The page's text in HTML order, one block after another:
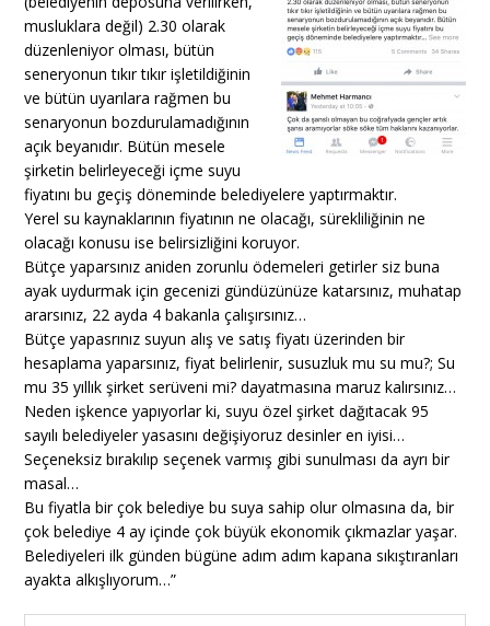
musluklara değil) 2.30 olarak
düzenleniyor olması, bütün
seneryonun tıkır tıkır işletildiğinin
ve bütün uyarılara rağmen bu
senaryonun bozdurulamadığının
açık beyanıdır. Bütün mesele
şirketin belirleyeceği içme suyu
fiyatını bu geçiş döneminde belediyelere yaptırmaktır.
Yerel su kaynaklarının fiyatının ne olacağı, sürekliliğinin ne
olacağı konusu ise belirsizliğini koruyor.
Bütçe yaparsınız aniden zorunlu ödemeleri getirler siz buna
ayak uydurmak için gecenizi gündüzünüze katarsınız, muhatap
ararsınız, 22 ayda 4 bakanla çalışırsınız…
Bütçe yapasrınız suyun alış ve satış fiyatı üzerinden bir
hesaplama yaparsınız, fiyat belirlenir, susuzluk mu su mu?; Su
mu 35 yıllık şirket serüveni mi? dayatmasına maruz kalırsınız…
Neden işkence yapıyorlar ki, suyu özel şirket dağıtacak 95
sayılı belediyeler yasasını değişiyoruz desinler en iyisi…
Seçeneksiz bırakılıp seçenek varmış gibi sunulması da ayrı bir
masal…
Bu fiyatla bir çok belediye bu suya sahip olur olmasına da, bir
çok belediye 4 ay içinde çok büyük ekonomik çıkmazlar yaşar.
Belediyeleri ilk günden bügüne adım adım kapana sıkıştıranları
ayakta alkışlıyorum…”